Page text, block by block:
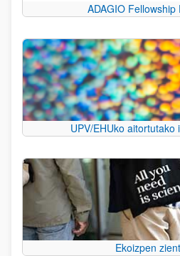
ADAGIO
UPV/EHUko aitortutako
Ekoizpen